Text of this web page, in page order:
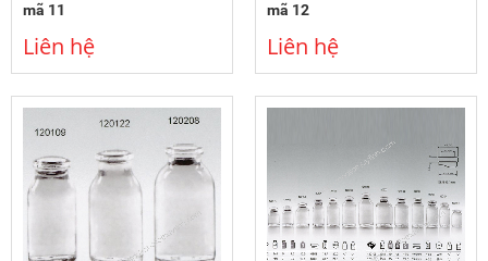
mã 11
Liên hệ
mã 12
Liên hệ